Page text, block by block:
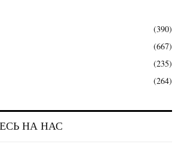
(390)
(667)
(235)
(264)
НА НАС